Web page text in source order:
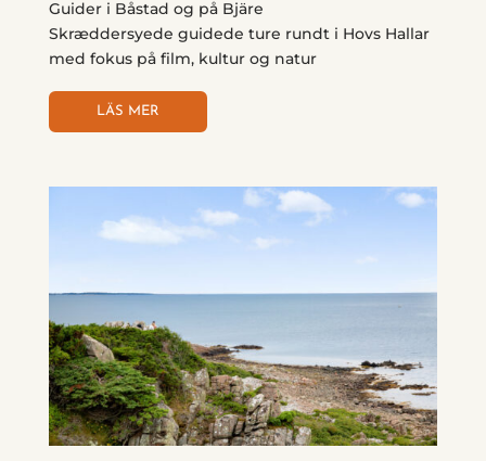
Guider i Båstad og på Bjäre
Skræddersyede guidede ture rundt i Hovs Hallar
med fokus på film, kultur og natur
LÄS MER